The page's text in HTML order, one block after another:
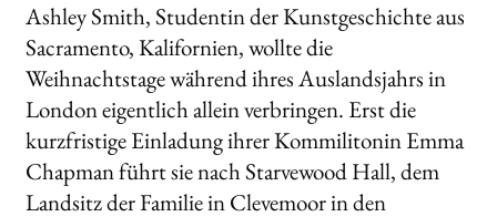
Ashley Smith, Studentin der Kunstgeschichte aus
Sacramento, Kalifornien, wollte die
Weihnachtstage während ihres Auslandsjahrs in
London eigentlich allein verbringen. Erst die
kurzfristige Einladung ihrer Kommilitonin Emma
Chapman führt sie nach Starvewood Hall, dem
Landsitz der Familie in Clevemoor in den